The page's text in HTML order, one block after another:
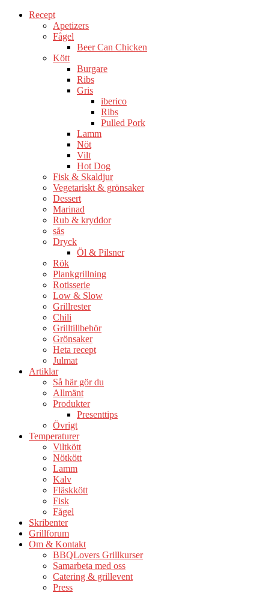
Recept
Apetizers
Fågel
Beer Can Chicken
Kött
Burgare
Ribs
Gris
iberico
Ribs
Pulled Pork
Lamm
Nöt
Vilt
Hot Dog
Fisk & Skaldjur
Vegetariskt & grönsaker
Dessert
Marinad
Rub & kryddor
sås
Dryck
Öl & Pilsner
Rök
Plankgrillning
Rotisserie
Low & Slow
Grillrester
Chili
Grilltillbehör
Grönsaker
Heta recept
Julmat
Artiklar
Så här gör du
Allmänt
Produkter
Presenttips
Övrigt
Temperaturer
Viltkött
Nötkött
Lamm
Kalv
Fläskkött
Fisk
Fågel
Skribenter
Grillforum
Om & Kontakt
BBQLovers Grillkurser
Samarbeta med oss
Catering & grillevent
Press